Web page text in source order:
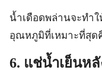
น้ำเดือดพล่านจะทำ
อุณหภูมิที่เหมาะที่สุด
6. แช่น้ำเย็นห